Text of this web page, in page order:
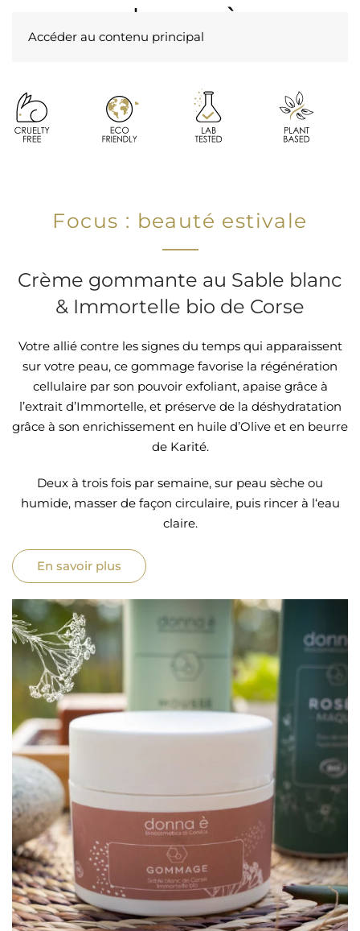
Accéder au contenu principal
Focus : beauté estivale
Crème gommante au Sable blanc
& Immortelle bio de Corse
Votre allié contre les signes du temps qui apparaissent
sur votre peau, ce gommage favorise la régénération
cellulaire par son pouvoir exfoliant, apaise grâce à
l’extrait d’Immortelle, et préserve de la déshydratation
grâce à son enrichissement en huile d’Olive et en beurre
de Karité.
Deux à trois fois par semaine, sur peau sèche ou
humide, masser de façon circulaire, puis rincer à l‘eau
claire.
En savoir plus